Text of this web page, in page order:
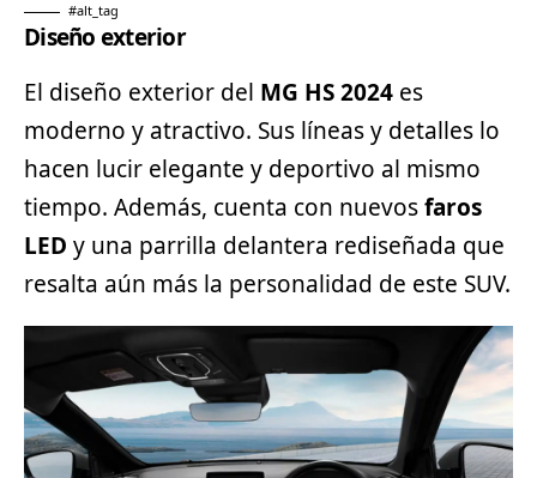
#alt_tag
Diseño exterior
El diseño exterior del MG HS 2024 es
moderno y atractivo. Sus líneas y detalles lo
hacen lucir elegante y deportivo al mismo
tiempo. Además, cuenta con nuevosfaros
LED y una parrilla delantera rediseñada que
resalta aún más la personalidad de este SUV.